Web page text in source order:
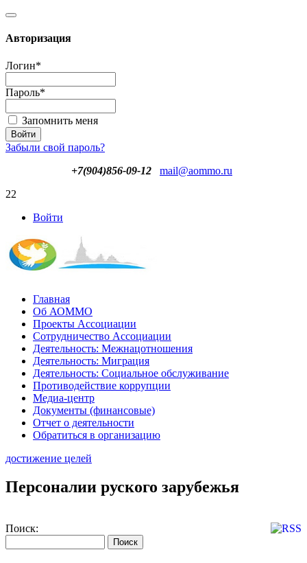
Авторизация
Логин*
Пароль*
Запомнить меня
Забыли свой пароль?
+7(904)856-09-12
mail@aommo.ru
22
Войти
Главная
Об АОММО
Проекты Ассоциации
Сотрудничество Ассоциации
Деятельность: Межнацотношения
Деятельность: Миграция
Деятельность: Социальное обслуживание
Противодействие коррупции
Медиа-центр
Документы (финансовые)
Отчет о деятельности
Обратиться в организацию
достижение целей
Персоналии руского зарубежья
Поиск: